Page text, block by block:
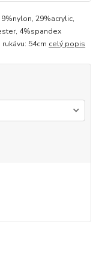
29%acrylic,
4%spandex
54cm celý popis